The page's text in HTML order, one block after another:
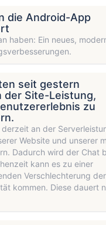
die Android-App
haben: Ein neues,
seit gestern
der Site-Leistung,
zu
an der
Website und unserer
Dadurch wird der Chat
kann es zu einer
Verschlechterung der
kommen. Diese dauert